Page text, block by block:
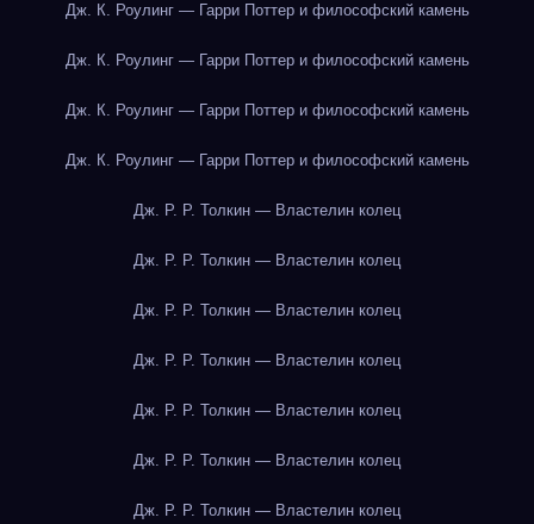
Дж. К. Роулинг — Гарри Поттер и философский камень
Дж. К. Роулинг — Гарри Поттер и философский камень
Дж. К. Роулинг — Гарри Поттер и философский камень
Дж. К. Роулинг — Гарри Поттер и философский камень
Дж. Р. Р. Толкин — Властелин колец
Дж. Р. Р. Толкин — Властелин колец
Дж. Р. Р. Толкин — Властелин колец
Дж. Р. Р. Толкин — Властелин колец
Дж. Р. Р. Толкин — Властелин колец
Дж. Р. Р. Толкин — Властелин колец
Дж. Р. Р. Толкин — Властелин колец